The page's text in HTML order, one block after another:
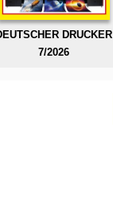
DRUCKER
7/2026